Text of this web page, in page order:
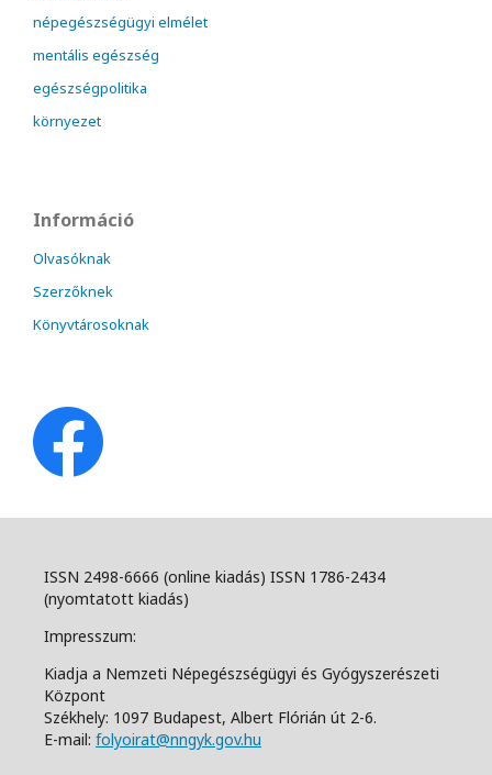
népegészségügyi elmélet
mentális egészség
egészségpolitika
környezet
Információ
Olvasóknak
Szerzőknek
Könyvtárosoknak
ISSN 2498-6666 (online kiadás) ISSN 1786-2434
(nyomtatott kiadás)
Impresszum:
Kiadja a Nemzeti Népegészségügyi és Gyógyszerészeti
Központ
Székhely: 1097 Budapest, Albert Flórián út 2-6.
E-mail: folyoirat@nngyk.gov.hu